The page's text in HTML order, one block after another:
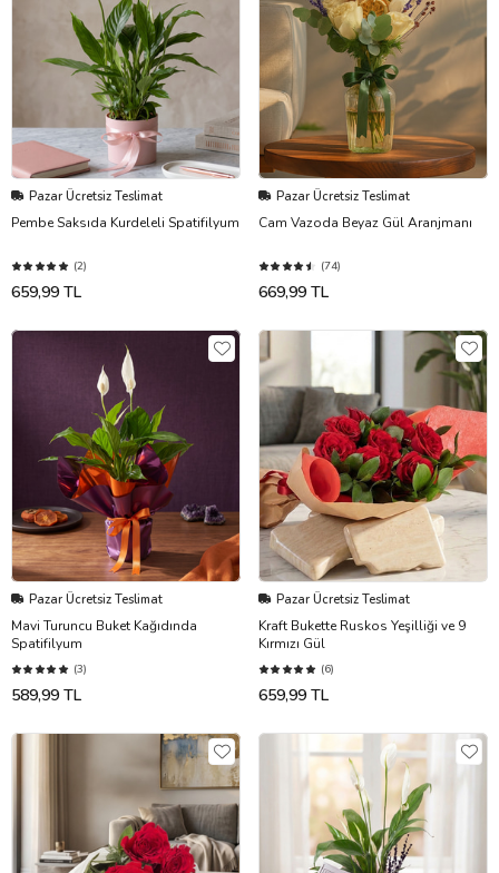
Pazar Ücretsiz Teslimat
Pembe Saksıda Kurdeleli Spatifilyum
(2)
659,99 TL
Pazar Ücretsiz Teslimat
Cam Vazoda Beyaz Gül Aranjmanı
(74)
669,99 TL
Pazar Ücretsiz Teslimat
Mavi Turuncu Buket Kağıdında
Spatifilyum
(3)
589,99 TL
Pazar Ücretsiz Teslimat
Kraft Bukette Ruskos Yeşilliği ve 9
Kırmızı Gül
(6)
659,99 TL